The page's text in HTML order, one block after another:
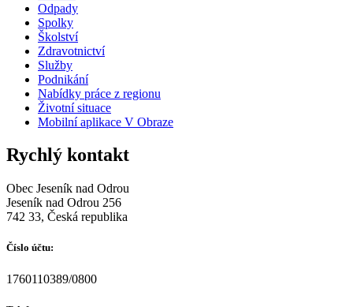
Odpady
Spolky
Školství
Zdravotnictví
Služby
Podnikání
Nabídky práce z regionu
Životní situace
Mobilní aplikace V Obraze
Rychlý kontakt
Obec Jeseník nad Odrou
Jeseník nad Odrou 256
742 33, Česká republika
Číslo účtu:
1760110389/0800